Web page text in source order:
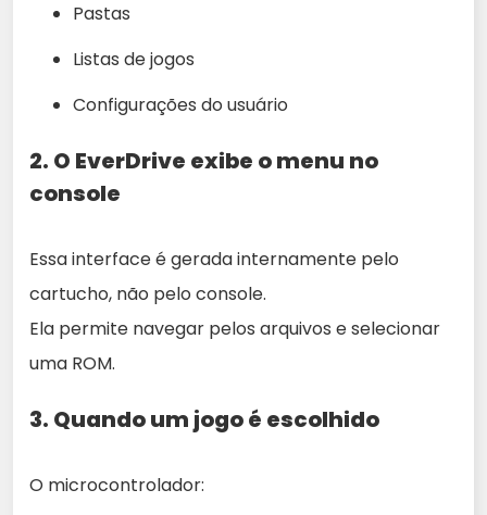
Pastas
Listas de jogos
Configurações do usuário
2. O EverDrive exibe o menu no
console
Essa interface é gerada internamente pelo
cartucho, não pelo console.
Ela permite navegar pelos arquivos e selecionar
uma ROM.
3. Quando um jogo é escolhido
O microcontrolador: